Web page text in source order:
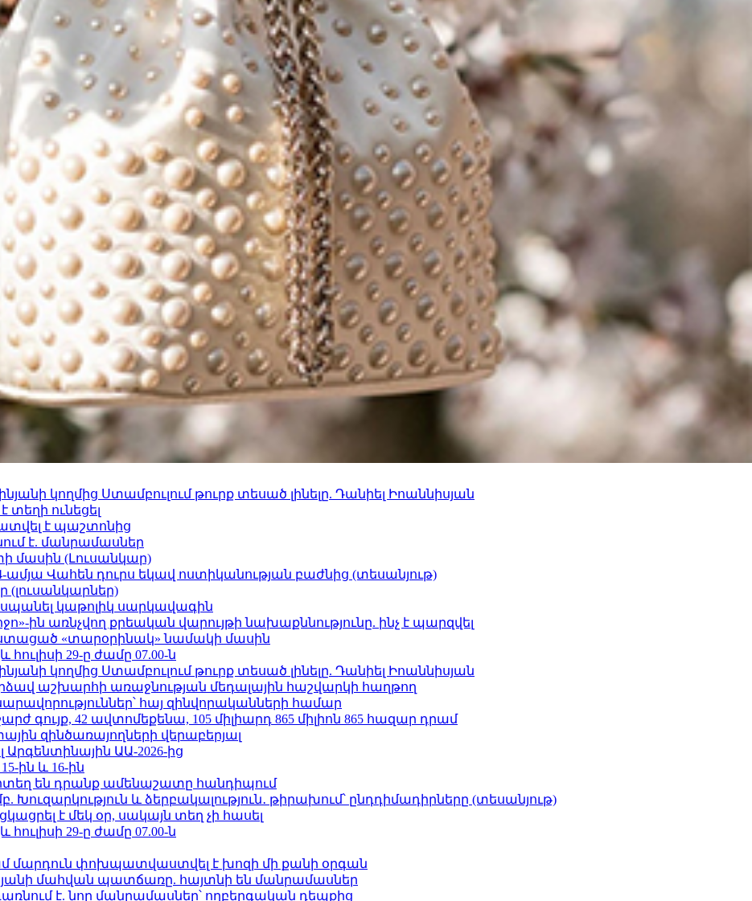
կողմից Ստամբուլում թուրք տեսած լինելը. Դանիել Իոաննիսյան
տեղի ունեցել
է պաշտոնից
է. մանրամասներ
մասին (Լուսանկար)
ամյա Վահեն դուրս եկավ ոստիկանության բաժնից (տեսանյութ)
սպանել կաթոլիկ սարկավագին
ին առնչվող քրեական վարույթի նախաքննությունը. ինչ է պարզվել
ստացած «տարօրինակ» նամակի մասին
հուլիսի 29-ը ժամը 07.00-ն
կողմից Ստամբուլում թուրք տեսած լինելը. Դանիել Իոաննիսյան
աշխարհի առաջնության մեդալային հաշվարկի հաղթող
հայ զինվորականների համար
գույք, 42 ավտոմեքենա, 105 միլիարդ 865 միլիոն 865 հազար դրամ
զինծառայողների վերաբերյալ
ԱԱ-2026-ից
ին և 16-ին
են դրանք ամենաշատը հանդիպում
Խուզարկություն և ձերբակալություն․ թիրախում՝ ընդդիմադիրները (տեսանյութ)
է մեկ օր, սակայն տեղ չի հասել
հուլիսի 29-ը ժամը 07.00-ն
մարդուն փոխպատվաստվել է խոզի մի քանի օրգան
մահվան պատճառը. հայտնի են մանրամասներ
է. նոր մանրամասներ՝ ողբերգական դեպքից